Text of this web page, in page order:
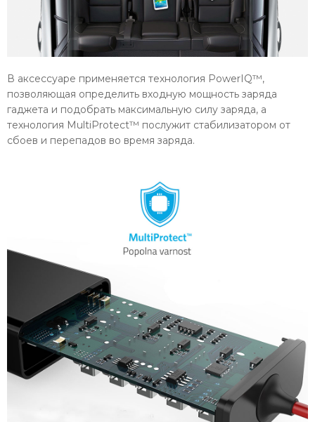
В аксессуаре применяется технология PowerIQ™,
позволяющая определить входную мощность заряда
гаджета и подобрать максимальную силу заряда, а
технология MultiProtect™ послужит стабилизатором от
сбоев и перепадов во время заряда.